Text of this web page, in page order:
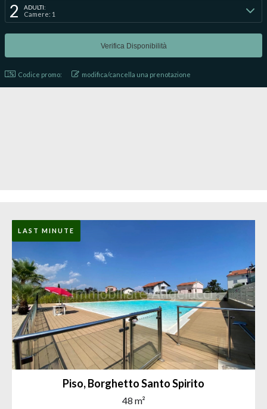
2 ADULTI:
Camere: 1
Codice promo: modifica/cancella una prenotazione
Piso, Borghetto Santo Spirito
48 m²
LAST MINUTE